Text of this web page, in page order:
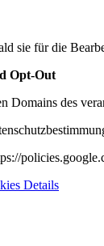
sie für die
Opt-Out
Domains des
Details